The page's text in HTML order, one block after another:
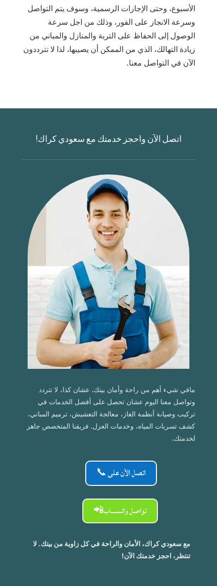
الأسبوع، وحتى الإجازات الرسمية، وسوف يتم التواصل
وسرعة الانجاز على الفور، وذلك من اجل سرعة
الوصول إلى الحفاظ على التربة والمنازل والمباني من
زيادة التهالك، الذي من الممكن أن يصيبها، لذا لا تترددون
الآن في التواصل معنا.
اتصل الآن واحجز خدمتك مع سعودي كراك!
مافي شيء أهم من راحة وأمان بيتك. عشان كذا، لا تتردد
وتواصل معنا اليوم عشان تحصل على أفضل الخدمات في
تركيب وصيانة أنظمة الغاز، معالجة التعشيش، ترميم المباني،
كشف تسربات المياه، وخدمات العزل. فريقنا المتخصص جاهز
لخدمتك.
اتصل الآن على 📞
تواصل واتســـاب📲
مع سعودي كراك، الأمان والراحة في كل زاوية من بيتك. لا
تنتظر، احجز خدمتك الآن!